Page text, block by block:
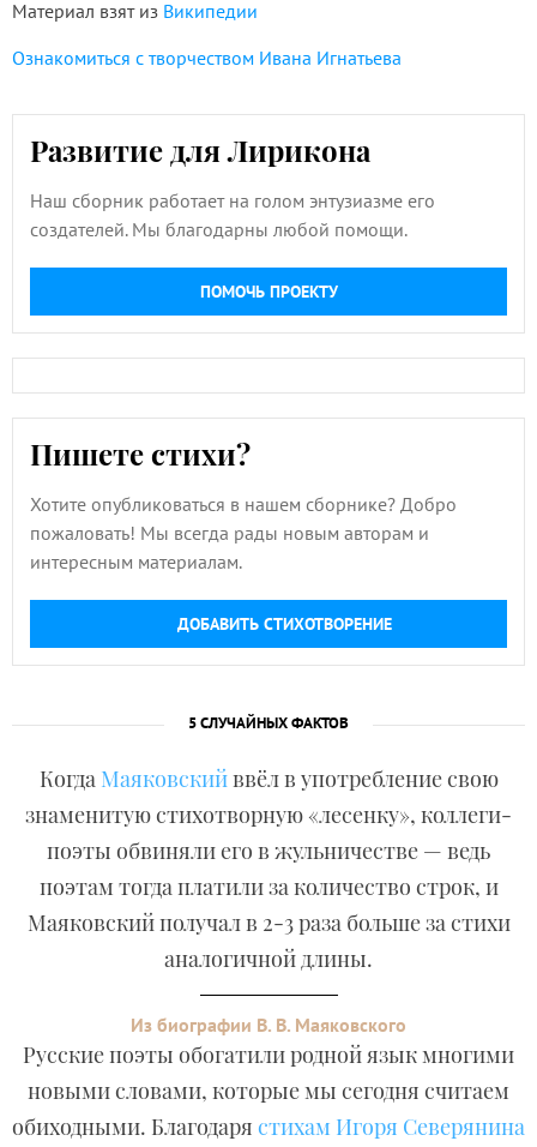
Материал взят из Википедии
Ознакомиться с творчеством Ивана Игнатьева
Развитие для Лирикона
Наш сборник работает на голом энтузиазме его
создателей. Мы благодарны любой помощи.
ПОМОЧЬ ПРОЕКТУ
Пишете стихи?
Хотите опубликоваться в нашем сборнике? Добро
пожаловать! Мы всегда рады новым авторам и
интересным материалам.
ДОБАВИТЬ СТИХОТВОРЕНИЕ
5 СЛУЧАЙНЫХ ФАКТОВ
Когда Маяковскийввёл в употребление свою
знаменитую стихотворную «лесенку», коллеги-
поэты обвиняли его в жульничестве — ведь
поэтам тогда платили за количество строк, и
Маяковский получал в 2-3 раза больше за стихи
аналогичной длины.
Из биографии В. В. Маяковского
Русские поэты обогатили родной язык многими
новыми словами, которые мы сегодня считаем
обиходными. Благодаря стихам Игоря Северянина